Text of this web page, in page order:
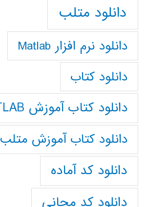
دانلود متلب
دانلود نرم افزار Matlab
دانلود کتاب
دانلود کتاب آموزش MATLAB
دانلود کتاب آموزش متلب
دانلود کد آماده
دانلود کد مجانی